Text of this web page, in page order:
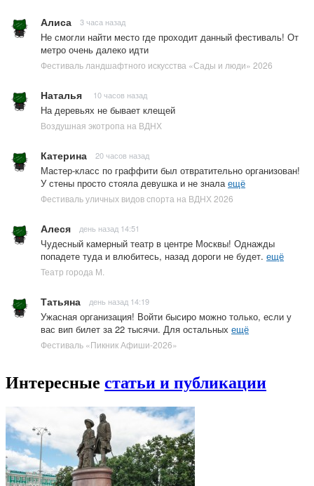
Алиса 3 часа назад
Не смогли найти место где проходит данный фестиваль! От
метро очень далеко идти
Фестиваль ландшафтного искусства «Сады и люди» 2026
Наталья 10 часов назад
На деревьях не бывает клещей
Воздушная экотропа на ВДНХ
Катерина 20 часов назад
Мастер-класс по граффити был отвратительно организован!
У стены просто стояла девушка и не зналаещё
Фестиваль уличных видов спорта на ВДНХ 2026
Алеся день назад 14:51
Чудесный камерный театр в центре Москвы! Однажды
попадете туда и влюбитесь, назад дороги не будет. ещё
Театр города М.
Татьяна день назад 14:19
Ужасная организация! Войти бысиро можно только, если у
вас вип билет за 22 тысячи. Для остальных ещё
Фестиваль «Пикник Афиши-2026»
Интересные статьи и публикации